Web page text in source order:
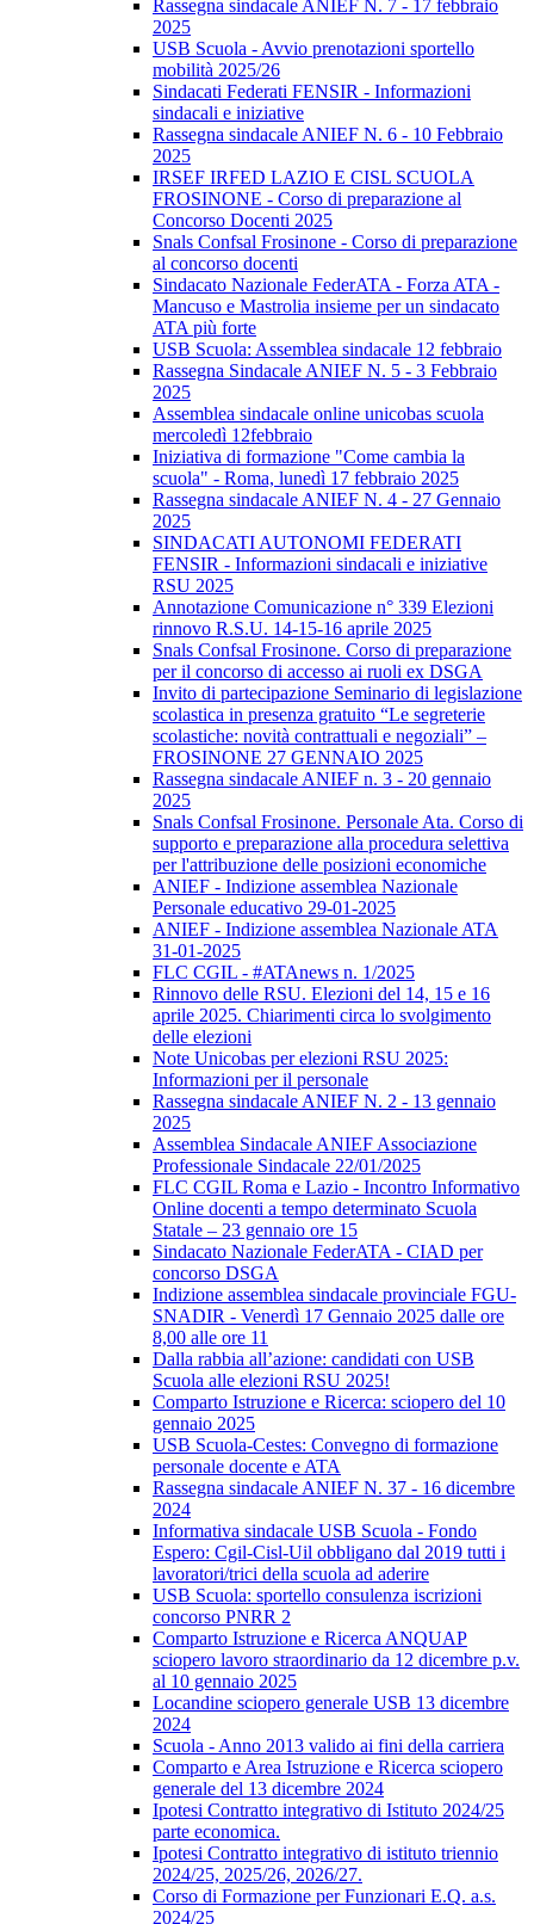
Rassegna sindacale ANIEF N. 7 - 17 febbraio
2025
USB Scuola - Avvio prenotazioni sportello
mobilità 2025/26
Sindacati Federati FENSIR - Informazioni
sindacali e iniziative
Rassegna sindacale ANIEF N. 6 - 10 Febbraio
2025
IRSEF IRFED LAZIO E CISL SCUOLA
FROSINONE - Corso di preparazione al
Concorso Docenti 2025
Snals Confsal Frosinone - Corso di preparazione
al concorso docenti
Sindacato Nazionale FederATA - Forza ATA -
Mancuso e Mastrolia insieme per un sindacato
ATA più forte
USB Scuola: Assemblea sindacale 12 febbraio
Rassegna Sindacale ANIEF N. 5 - 3 Febbraio
2025
Assemblea sindacale online unicobas scuola
mercoledì 12febbraio
Iniziativa di formazione "Come cambia la
scuola" - Roma, lunedì 17 febbraio 2025
Rassegna sindacale ANIEF N. 4 - 27 Gennaio
2025
SINDACATI AUTONOMI FEDERATI
FENSIR - Informazioni sindacali e iniziative
RSU 2025
Annotazione Comunicazione n° 339 Elezioni
rinnovo R.S.U. 14-15-16 aprile 2025
Snals Confsal Frosinone. Corso di preparazione
per il concorso di accesso ai ruoli ex DSGA
Invito di partecipazione Seminario di legislazione
scolastica in presenza gratuito “Le segreterie
scolastiche: novità contrattuali e negoziali” –
FROSINONE 27 GENNAIO 2025
Rassegna sindacale ANIEF n. 3 - 20 gennaio
2025
Snals Confsal Frosinone. Personale Ata. Corso di
supporto e preparazione alla procedura selettiva
per l'attribuzione delle posizioni economiche
ANIEF - Indizione assemblea Nazionale
Personale educativo 29-01-2025
ANIEF - Indizione assemblea Nazionale ATA
31-01-2025
FLC CGIL - #ATAnews n. 1/2025
Rinnovo delle RSU. Elezioni del 14, 15 e 16
aprile 2025. Chiarimenti circa lo svolgimento
delle elezioni
Note Unicobas per elezioni RSU 2025:
Informazioni per il personale
Rassegna sindacale ANIEF N. 2 - 13 gennaio
2025
Assemblea Sindacale ANIEF Associazione
Professionale Sindacale 22/01/2025
FLC CGIL Roma e Lazio - Incontro Informativo
Online docenti a tempo determinato Scuola
Statale – 23 gennaio ore 15
Sindacato Nazionale FederATA - CIAD per
concorso DSGA
Indizione assemblea sindacale provinciale FGU-
SNADIR - Venerdì 17 Gennaio 2025 dalle ore
8,00 alle ore 11
Dalla rabbia all’azione: candidati con USB
Scuola alle elezioni RSU 2025!
Comparto Istruzione e Ricerca: sciopero del 10
gennaio 2025
USB Scuola-Cestes: Convegno di formazione
personale docente e ATA
Rassegna sindacale ANIEF N. 37 - 16 dicembre
2024
Informativa sindacale USB Scuola - Fondo
Espero: Cgil-Cisl-Uil obbligano dal 2019 tutti i
lavoratori/trici della scuola ad aderire
USB Scuola: sportello consulenza iscrizioni
concorso PNRR 2
Comparto Istruzione e Ricerca ANQUAP
sciopero lavoro straordinario da 12 dicembre p.v.
al 10 gennaio 2025
Locandine sciopero generale USB 13 dicembre
2024
Scuola - Anno 2013 valido ai fini della carriera
Comparto e Area Istruzione e Ricerca sciopero
generale del 13 dicembre 2024
Ipotesi Contratto integrativo di Istituto 2024/25
parte economica.
Ipotesi Contratto integrativo di istituto triennio
2024/25, 2025/26, 2026/27.
Corso di Formazione per Funzionari E.Q. a.s.
2024/25